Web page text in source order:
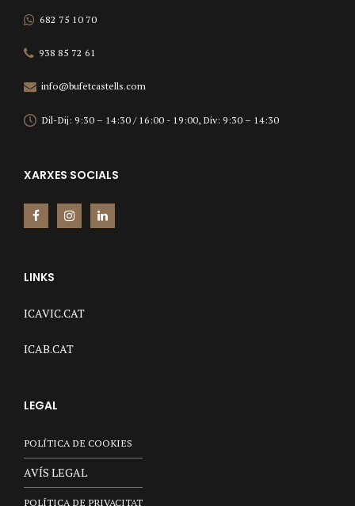
682 75 10 70
938 85 72 61
info@bufetcastells.com
Dil-Dij: 9:30 – 14:30 / 16:00 - 19:00, Div: 9:30 – 14:30
XARXES SOCIALS
LINKS
ICAVIC.CAT
ICAB.CAT
LEGAL
POLÍTICA DE COOKIES
AVÍS LEGAL
POLÍTICA DE PRIVACITAT